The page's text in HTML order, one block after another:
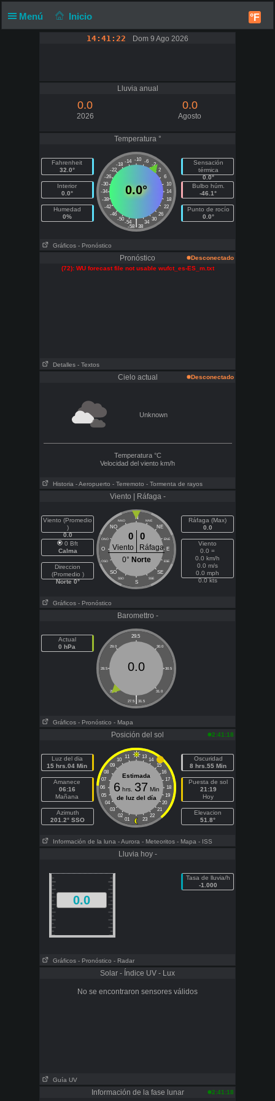
Menú Inicio °F
14:41:22 Dom 9 Ago 2026
Lluvia anual
0.0
2026
0.0
Agosto
Temperatura °
Fahrenheit
32.0°
Interior
0.0°
Humedad
0%
-10
-14 -6
-18
-2
-22
2
-26
6
-30
10
-34
14
-38
18
-42
22
-46
26
-50
30
-54 34
|
-58 38
0.0°
Sensación
térmica
0.0°
Bulbo húm.
-46.1°
Punto de rocío
0.0°
Gráficos - Pronóstico
Pronóstico
Desconectado
(72): WU forecast file not usable wufct_es-ES_m.txt
Detalles - Textos
Cielo actual Desconectado
Unknown
Temperatura °C
Velocidad del viento km/h
Historia - Aeropuerto - Terremoto - Tormenta de rayos
Viento | Ráfaga -
Viento (Promedio
)
0.0
0 Bft
Calma
Direccion
(Promedio )
Norte 0°
N
NNO NNE
NO NE
ONO ENE
O E
OSO ESE
SO SE
SSO SSE
S
0 0
Viento
Ráfaga
0° Norte
Ráfaga (Max)
0.0
Viento
0.0 =
0.0 km/h
0.0 m/s
0.0 mph
0.0 kts
Gráficos - Pronóstico
Baromettro -
Actual
0 hPa
29.5
29.0 30.0
28.5 30.5
28.0 31.0
|
27.5 31.5
0.0
Gráficos - Pronóstico - Mapa
Posición del sol 2:41:18
Luz del dia
15 hrs.04 Min
Amanece
06:16
Mañana
Azimuth
201.2° SSO
11 13
10
14
09
15
08
16
07
17
06
18
05
19
04
20
03
21
02
22
01 23
Estimada
6hrs. 37 Min
de luz del día
Oscuridad
8 hrs.55 Min
Puesta de sol
21:19
Hoy
Elevacion
51.8°
Información de la luna - Aurora - Meteoritos - Mapa - ISS
Lluvia hoy -
0.0
Tasa de lluvia/h
-1.000
Gráficos - Pronóstico - Radar
Solar - Índice UV - Lux
No se encontraron sensores válidos
Guía UV
Información de la fase lunar 2:41:18